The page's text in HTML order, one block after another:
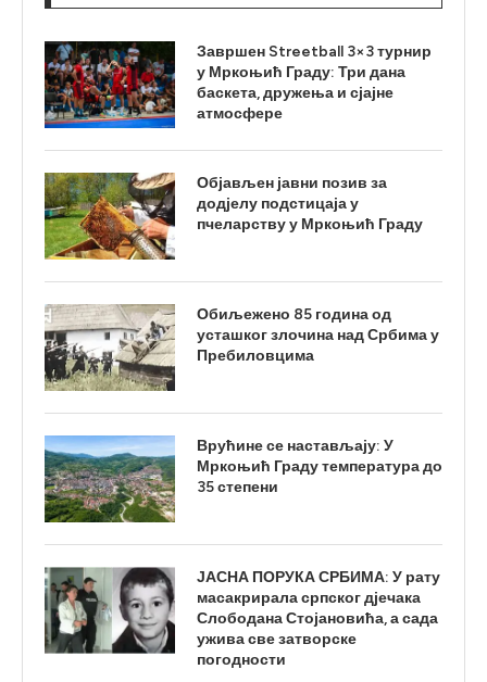
Завршен Streetball 3×3 турнир
у Мркоњић Граду: Три дана
баскета, дружења и сјајне
атмосфере
Објављен јавни позив за
додјелу подстицаја у
пчеларству у Мркоњић Граду
Обиљежено 85 година од
усташког злочина над Србима у
Пребиловцима
Врућине се настављају: У
Мркоњић Граду температура до
35 степени
ЈАСНА ПОРУКА СРБИМА: У рату
масакрирала српског дјечака
Слободана Стојановића, а сада
ужива све затворске
погодности